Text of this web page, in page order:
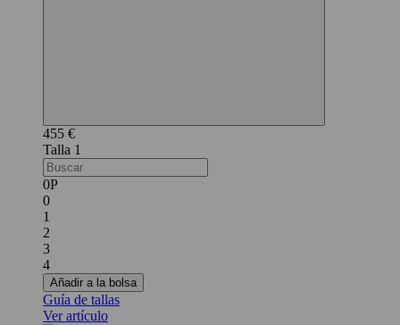
455 €
1
0P
0
1
2
3
4
Añadir a la bolsa
Guía de tallas
Ver artículo